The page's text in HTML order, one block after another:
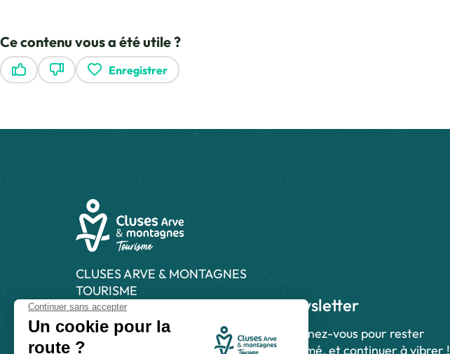
Ce contenu vous a été utile ?
Enregistrer
CLUSES ARVE & MONTAGNES
TOURISME
21 Grande Rue, 74300 Cluses
04 50 96 69 69
Newsletter
Abonnez-vous pour rester
informé, et continuer à vibrer !